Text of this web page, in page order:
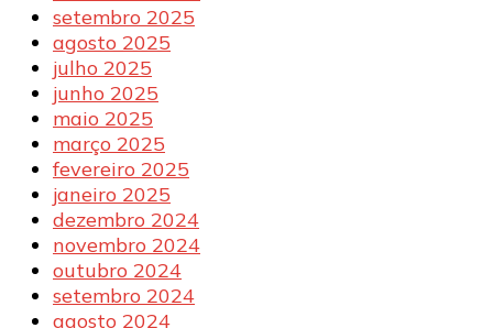
setembro 2025
agosto 2025
julho 2025
junho 2025
maio 2025
março 2025
fevereiro 2025
janeiro 2025
dezembro 2024
novembro 2024
outubro 2024
setembro 2024
agosto 2024